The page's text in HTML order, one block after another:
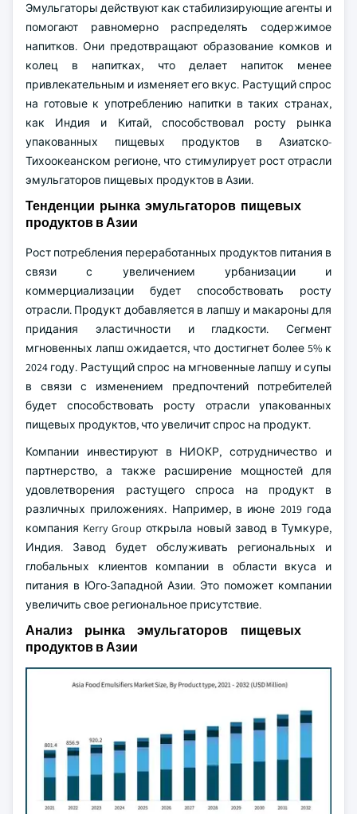
Эмульгаторы действуют как стабилизирующие агенты и
помогают равномерно распределять содержимое
напитков. Они предотвращают образование комков и
колец в напитках, что делает напиток менее
привлекательным и изменяет его вкус. Растущий спрос
на готовые к употреблению напитки в таких странах,
как Индия и Китай, способствовал росту рынка
упакованных пищевых продуктов в Азиатско-
Тихоокеанском регионе, что стимулирует рост отрасли
эмульгаторов пищевых продуктов в Азии.
Тенденции рынка эмульгаторов пищевых
продуктов в Азии
Рост потребления переработанных продуктов питания в
связи с увеличением урбанизации и
коммерциализации будет способствовать росту
отрасли. Продукт добавляется в лапшу и макароны для
придания эластичности и гладкости. Сегмент
мгновенных лапш ожидается, что достигнет более 5% к
2024 году. Растущий спрос на мгновенные лапшу и супы
в связи с изменением предпочтений потребителей
будет способствовать росту отрасли упакованных
пищевых продуктов, что увеличит спрос на продукт.
Компании инвестируют в НИОКР, сотрудничество и
партнерство, а также расширение мощностей для
удовлетворения растущего спроса на продукт в
различных приложениях. Например, в июне 2019 года
компания Kerry Group открыла новый завод в Тумкуре,
Индия. Завод будет обслуживать региональных и
глобальных клиентов компании в области вкуса и
питания в Юго-Западной Азии. Это поможет компании
увеличить свое региональное присутствие.
Анализ рынка эмульгаторов пищевых
продуктов в Азии